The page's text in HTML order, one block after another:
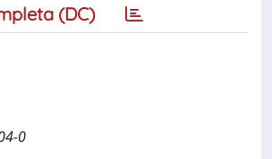
(DC)
0